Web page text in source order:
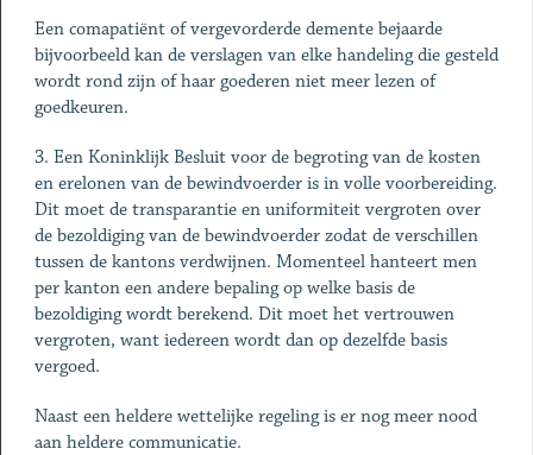
Een comapatiënt of vergevorderde demente bejaarde
bijvoorbeeld kan de verslagen van elke handeling die gesteld
wordt rond zijn of haar goederen niet meer lezen of
goedkeuren.
3. Een Koninklijk Besluit voor de begroting van de kosten
en erelonen van de bewindvoerder is in volle voorbereiding.
Dit moet de transparantie en uniformiteit vergroten over
de bezoldiging van de bewindvoerder zodat de verschillen
tussen de kantons verdwijnen. Momenteel hanteert men
per kanton een andere bepaling op welke basis de
bezoldiging wordt berekend. Dit moet het vertrouwen
vergroten, want iedereen wordt dan op dezelfde basis
vergoed.
Naast een heldere wettelijke regeling is er nog meer nood
aan heldere communicatie.